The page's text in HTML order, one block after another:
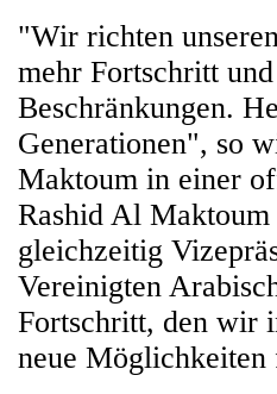
"Wir richten
mehr Fortschritt
Beschränkungen.
Generationen", so
Maktoum in einer
Rashid Al
gleichzeitig
Vereinigten
Fortschritt, den wir
neue